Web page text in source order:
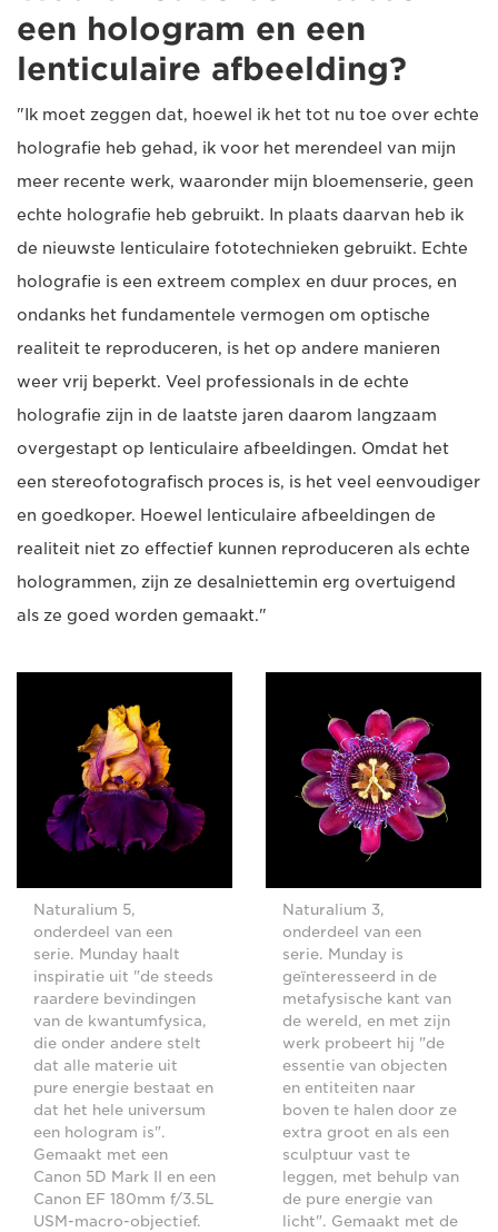
een hologram en een
lenticulaire afbeelding?
"Ik moet zeggen dat, hoewel ik het tot nu toe over echte
holografie heb gehad, ik voor het merendeel van mijn
meer recente werk, waaronder mijn bloemenserie, geen
echte holografie heb gebruikt. In plaats daarvan heb ik
de nieuwste lenticulaire fototechnieken gebruikt. Echte
holografie is een extreem complex en duur proces, en
ondanks het fundamentele vermogen om optische
realiteit te reproduceren, is het op andere manieren
weer vrij beperkt. Veel professionals in de echte
holografie zijn in de laatste jaren daarom langzaam
overgestapt op lenticulaire afbeeldingen. Omdat het
een stereofotografisch proces is, is het veel eenvoudiger
en goedkoper. Hoewel lenticulaire afbeeldingen de
realiteit niet zo effectief kunnen reproduceren als echte
hologrammen, zijn ze desalniettemin erg overtuigend
als ze goed worden gemaakt."
Naturalium 5,
onderdeel van een
serie. Munday haalt
inspiratie uit "de steeds
raardere bevindingen
van de kwantumfysica,
die onder andere stelt
dat alle materie uit
pure energie bestaat en
dat het hele universum
een hologram is".
Gemaakt met een
Canon 5D Mark II en een
Canon EF 180mm f/3.5L
USM-macro-objectief.
Naturalium 3,
onderdeel van een
serie. Munday is
geïnteresseerd in de
metafysische kant van
de wereld, en met zijn
werk probeert hij "de
essentie van objecten
en entiteiten naar
boven te halen door ze
extra groot en als een
sculptuur vast te
leggen, met behulp van
de pure energie van
licht". Gemaakt met de